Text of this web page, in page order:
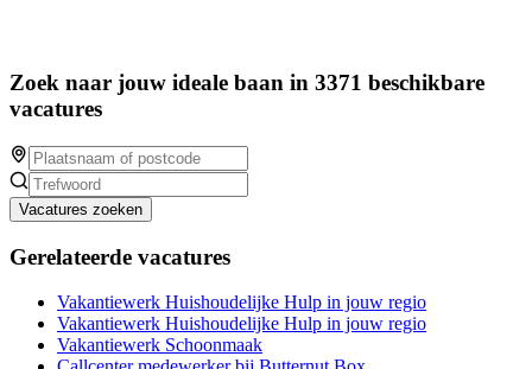
Zoek naar jouw ideale baan in 3371 beschikbare
vacatures
Vacatures zoeken
Gerelateerde vacatures
Vakantiewerk Huishoudelijke Hulp in jouw regio
Vakantiewerk Huishoudelijke Hulp in jouw regio
Vakantiewerk Schoonmaak